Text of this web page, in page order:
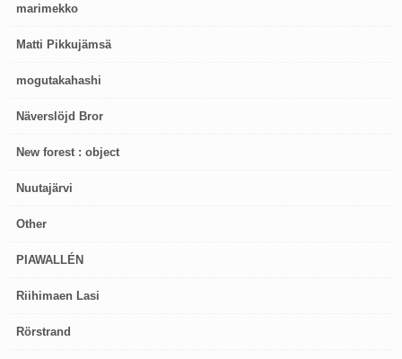
marimekko
Matti Pikkujämsä
mogutakahashi
Näverslöjd Bror
New forest : object
Nuutajärvi
Other
PIAWALLÉN
Riihimaen Lasi
Rörstrand